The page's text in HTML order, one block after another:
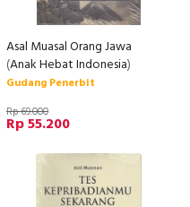
Asal Muasal Orang Jawa
(Anak Hebat Indonesia)
Gudang Penerbit
Rp 69.000
Rp 55.200